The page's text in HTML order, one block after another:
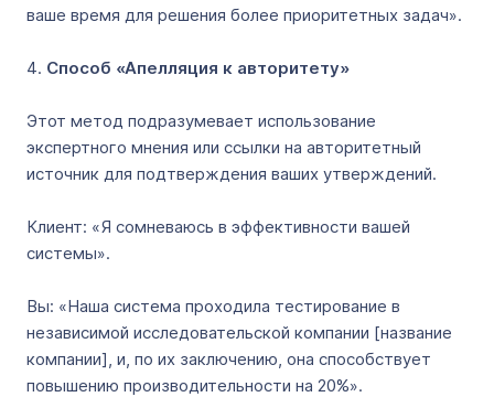
ваше время для решения более приоритетных задач».
Способ «Апелляция к авторитету»
Этот метод подразумевает использование
экспертного мнения или ссылки на авторитетный
источник для подтверждения ваших утверждений.
Клиент: «Я сомневаюсь в эффективности вашей
системы».
Вы: «Наша система проходила тестирование в
независимой исследовательской компании [название
компании], и, по их заключению, она способствует
повышению производительности на 20%».